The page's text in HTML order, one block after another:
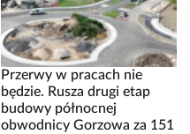
Przerwy w pracach nie
będzie. Rusza drugi etap
budowy północnej
obwodnicy Gorzowa za 151